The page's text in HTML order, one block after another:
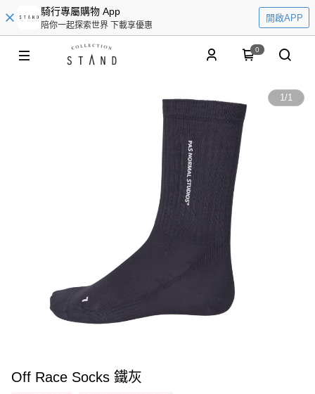
騎行專屬購物 App
陪你一起探索世界 下載享優惠
開啟APP
0
1/1
Off Race Socks 鐵灰